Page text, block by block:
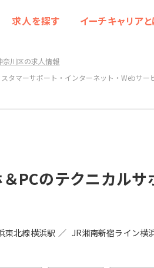
求人を探す イーチキャリアと
奈川区の求人情報
ーサポート・インターネット・Webサー
PCのテクニカル
東北線横浜駅 JR湘南新宿ライン横